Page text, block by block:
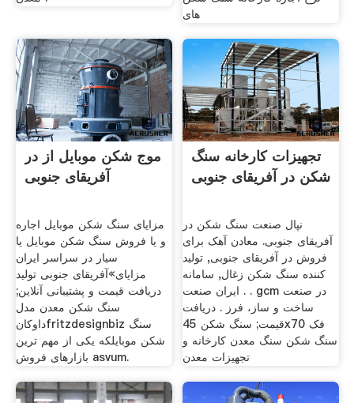
های
موج شکن موبایل از در
آفریقای جنوبی
مزایای سنگ شکن موبایل اجاره
و یا فروش سنگ شکن موبایل یا
سیار در سراسر ایران
مزایای»آفریقای جنوبی تولید
دریافت قیمت و پشتیبانی آنلاین;
سنگ شکن معدن مدل
داوکانfritzdesignbiz سنگ
شکن موبایلکه یکی از مهم ترین
بازارهای فروش asvum.
تجهیزات کارخانه سنگ
شکن در آفریقای جنوبی
نپال صنعت سنگ شکن در
آفریقای جنوبی. معادن آهک برای
فروش در آفریقای جنوبی, تولید
کننده سنگ شکن زغال, سامانه
ایران صنعت . . gcm در صنعت
ساخت و ساز، فرز . دریافت
قیمت; سنگ شکن 45x70 فک
سنگ شکن سنگ معدن کارخانه و
تجهیزات معدن